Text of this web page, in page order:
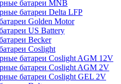
батареи MNB
батареи Delta LFP
Golden Motor
US Battery
Becker
Coslight
батареи Coslight AGM 12V
батареи Coslight AGM 2V
батареи Coslight GEL 2V